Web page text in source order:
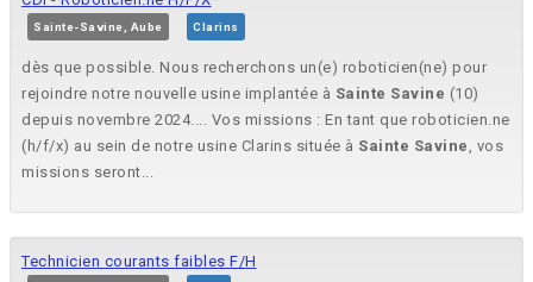
Sainte-Savine, Aube Clarins
dès que possible. Nous recherchons un(e) roboticien(ne) pour
rejoindre notre nouvelle usine implantée à Sainte Savine (10)
depuis novembre 2024.... Vos missions : En tant que roboticien.ne
(h/f/x) au sein de notre usine Clarins située à Sainte Savine, vos
missions seront...
Technicien courants faibles F/H